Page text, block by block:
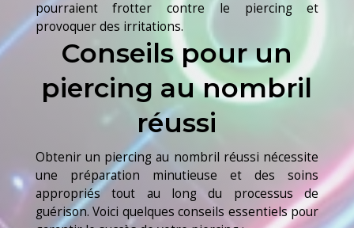
pourraient frotter contre le piercing et
provoquer des irritations.
Conseils pour un
piercing au nombril
réussi
Obtenir un piercing au nombril réussi nécessite
une préparation minutieuse et des soins
appropriés tout au long du processus de
guérison. Voici quelques conseils essentiels pour